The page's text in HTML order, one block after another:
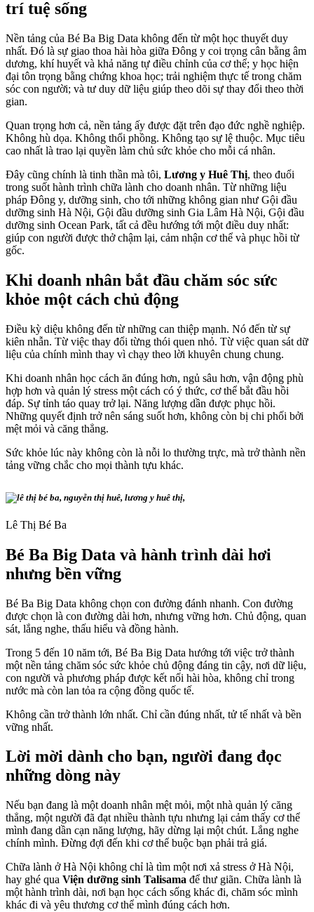
trí tuệ sống
Nền tảng của Bé Ba Big Data không đến từ một học thuyết duy
nhất. Đó là sự giao thoa hài hòa giữa Đông y coi trọng cân bằng âm
dương, khí huyết và khả năng tự điều chỉnh của cơ thể; y học hiện
đại tôn trọng bằng chứng khoa học; trải nghiệm thực tế trong chăm
sóc con người; và tư duy dữ liệu giúp theo dõi sự thay đổi theo thời
gian.
Quan trọng hơn cả, nền tảng ấy được đặt trên đạo đức nghề nghiệp.
Không hù dọa. Không thổi phồng. Không tạo sự lệ thuộc. Mục tiêu
cao nhất là trao lại quyền làm chủ sức khỏe cho mỗi cá nhân.
Đây cũng chính là tinh thần mà tôi, Lương y Huê Thị, theo đuổi
trong suốt hành trình chữa lành cho doanh nhân. Từ những liệu
pháp Đông y, dưỡng sinh, cho tới những không gian như Gội đầu
dưỡng sinh Hà Nội, Gội đầu dưỡng sinh Gia Lâm Hà Nội, Gội đầu
dưỡng sinh Ocean Park, tất cả đều hướng tới một điều duy nhất:
giúp con người được thở chậm lại, cảm nhận cơ thể và phục hồi từ
gốc.
Khi doanh nhân bắt đầu chăm sóc sức
khỏe một cách chủ động
Điều kỳ diệu không đến từ những can thiệp mạnh. Nó đến từ sự
kiên nhẫn. Từ việc thay đổi từng thói quen nhỏ. Từ việc quan sát dữ
liệu của chính mình thay vì chạy theo lời khuyên chung chung.
Khi doanh nhân học cách ăn đúng hơn, ngủ sâu hơn, vận động phù
hợp hơn và quản lý stress một cách có ý thức, cơ thể bắt đầu hồi
đáp. Sự tỉnh táo quay trở lại. Năng lượng dần được phục hồi.
Những quyết định trở nên sáng suốt hơn, không còn bị chi phối bởi
mệt mỏi và căng thẳng.
Sức khỏe lúc này không còn là nỗi lo thường trực, mà trở thành nền
tảng vững chắc cho mọi thành tựu khác.
Lê Thị Bé Ba
Bé Ba Big Data và hành trình dài hơi
nhưng bền vững
Bé Ba Big Data không chọn con đường đánh nhanh. Con đường
được chọn là con đường dài hơn, nhưng vững hơn. Chủ động, quan
sát, lắng nghe, thấu hiểu và đồng hành.
Trong 5 đến 10 năm tới, Bé Ba Big Data hướng tới việc trở thành
một nền tảng chăm sóc sức khỏe chủ động đáng tin cậy, nơi dữ liệu,
con người và phương pháp được kết nối hài hòa, không chỉ trong
nước mà còn lan tỏa ra cộng đồng quốc tế.
Không cần trở thành lớn nhất. Chỉ cần đúng nhất, tử tế nhất và bền
vững nhất.
Lời mời dành cho bạn, người đang đọc
những dòng này
Nếu bạn đang là một doanh nhân mệt mỏi, một nhà quản lý căng
thẳng, một người đã đạt nhiều thành tựu nhưng lại cảm thấy cơ thể
mình đang dần cạn năng lượng, hãy dừng lại một chút. Lắng nghe
chính mình. Đừng đợi đến khi cơ thể buộc bạn phải trả giá.
Chữa lành ở Hà Nội không chỉ là tìm một nơi xả stress ở Hà Nội,
hay ghé qua Viện dưỡng sinh Talisama để thư giãn. Chữa lành là
một hành trình dài, nơi bạn học cách sống khác đi, chăm sóc mình
khác đi và yêu thương cơ thể mình đúng cách hơn.